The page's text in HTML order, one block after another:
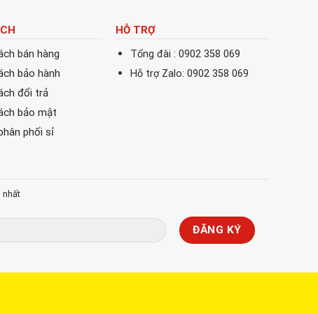
bán hàng
bảo hành
đổi trả
bảo mật
phối sỉ
HỖ TRỢ
Tổng đài : 0902 358 069
Hỗ trợ Zalo: 0902 358 069
nhất